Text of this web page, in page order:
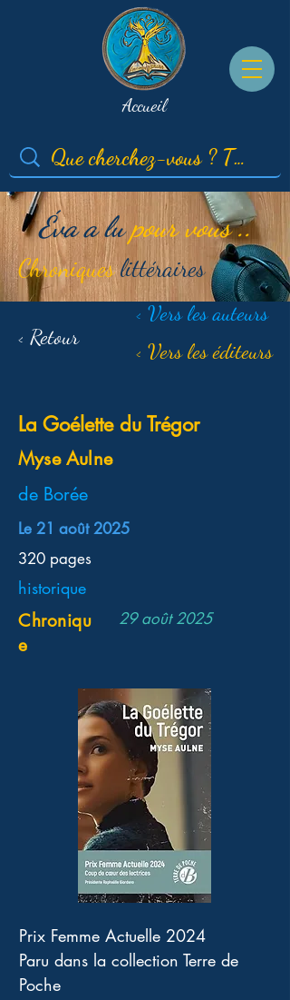
Accueil
Éva a lupour vous ..
Chroniqueslittéraires
< Retour
< Vers les auteurs
< Vers les éditeurs
La Goélette du Trégor
Myse Aulne
de Borée
Le 21 août 2025
320 pages
historique
Chroniqu
e
29 août 2025
Prix Femme Actuelle 2024
Paru dans la collection Terre de
Poche